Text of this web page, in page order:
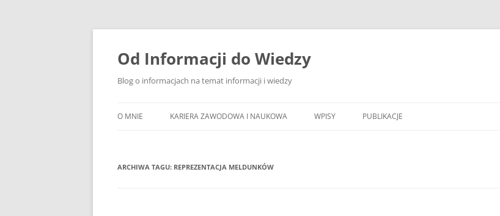
Przejdź
treści
Od Informacji do Wiedzy
Blog o informacjach na temat informacji i wiedzy
O MNIE KARIERA ZAWODOWA I NAUKOWA WPISY PUBLIKACJE
ARCHIWA TAGU: REPREZENTACJA MELDUNKÓW